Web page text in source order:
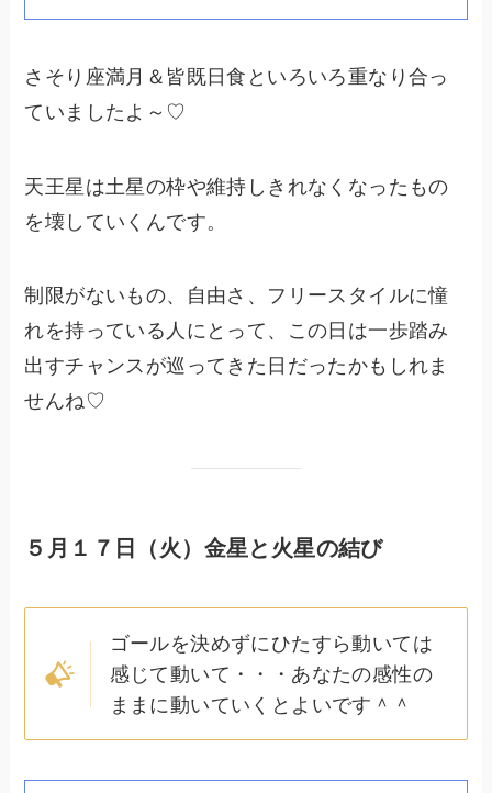
さそり座満月＆皆既日食といろいろ重なり合っ
ていましたよ～♡
天王星は土星の枠や維持しきれなくなったもの
を壊していくんです。
制限がないもの、自由さ、フリースタイルに憧
れを持っている人にとって、この日は一歩踏み
出すチャンスが巡ってきた日だったかもしれま
せんね♡
５月１７日（火）金星と火星の結び
ゴールを決めずにひたすら動いては
感じて動いて・・・あなたの感性の
ままに動いていくとよいです＾＾